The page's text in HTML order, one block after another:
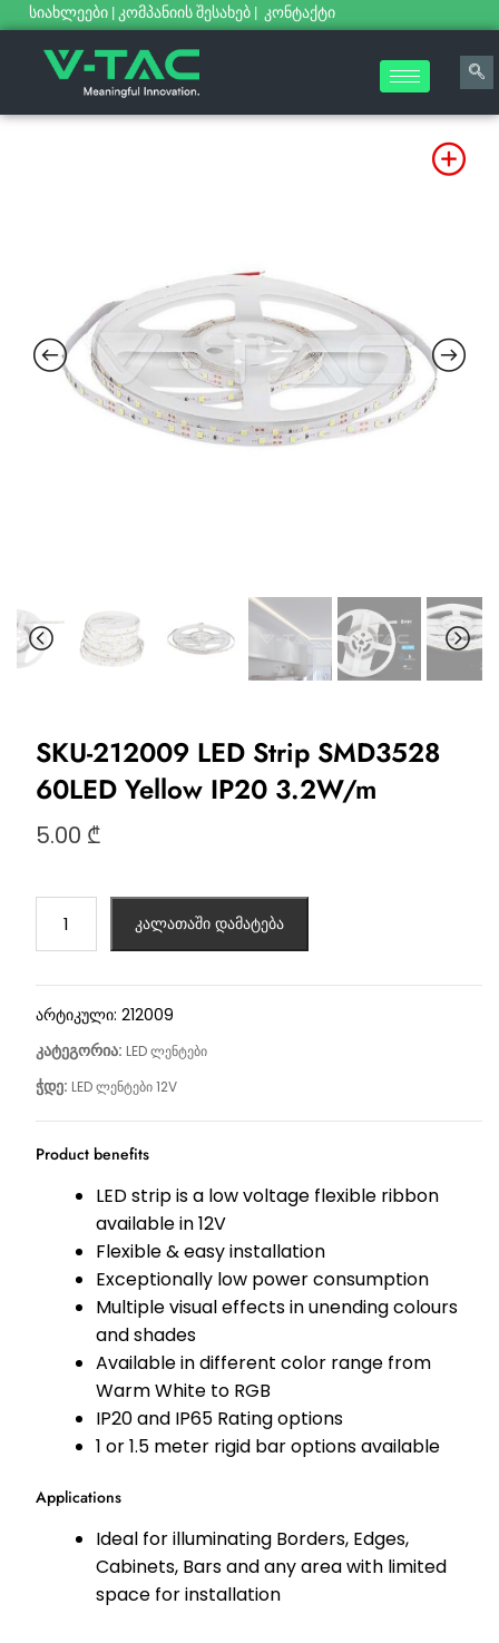
სიახლეები | კომპანიის შესახებ | კონტაქტი
SKU-212009 LED Strip SMD3528
60LED Yellow IP20 3.2W/m
5.00 ₾
კალათაში დამატება
არტიკული: 212009
კატეგორია: LED ლენტები
ჭდე: LED ლენტები 12V
Product benefits
LED strip is a low voltage flexible ribbon
available in 12V
Flexible & easy installation
Exceptionally low power consumption
Multiple visual effects in unending colours
and shades
Available in different color range from
Warm White to RGB
IP20 and IP65 Rating options
1 or 1.5 meter rigid bar options available
Applications
Ideal for illuminating Borders, Edges,
Cabinets, Bars and any area with limited
space for installation